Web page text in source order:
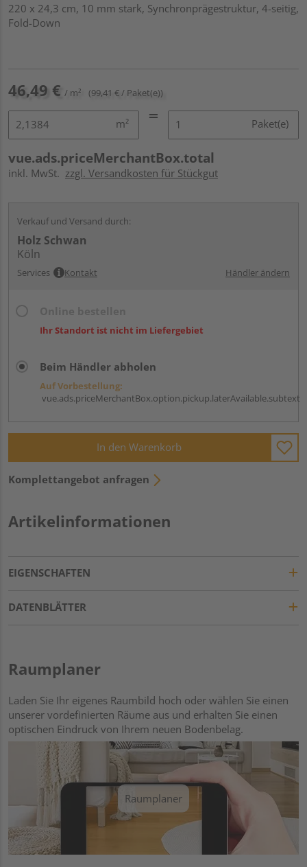
220 x 24,3 cm, 10 mm stark, Synchronprägestruktur, 4-seitig,
Fold-Down
46,49 € / m² (99,41 € / Paket(e))
m² Paket(e)
vue.ads.priceMerchantBox.total
inkl. MwSt. zzgl. Versandkosten für Stückgut
Verkauf und Versand durch:
Holz Schwan
Köln
Services Kontakt Händler ändern
Ihr Standort ist nicht im Liefergebiet
Beim Händler abholen
Auf Vorbestellung:
vue.ads.priceMerchantBox.option.pickup.laterAvailable.subtext
In den Warenkorb
Komplettangebot anfragen
Artikelinformationen
EIGENSCHAFTEN
DATENBLÄTTER
Raumplaner
Laden Sie Ihr eigenes Raumbild hoch oder wählen Sie einen
unserer vordefinierten Räume aus und erhalten Sie einen
optischen Eindruck von Ihrem neuen Bodenbelag.
Raumplaner